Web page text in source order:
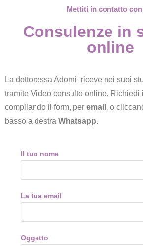
Mettiti in contatto con
Consulenze in
online
La dottoressa Adorni riceve nei suoi
tramite Video consulto online. Richiedi
compilando il form, per email, o
basso a destra Whatsapp.
Il tuo nome
La tua email
Oggetto